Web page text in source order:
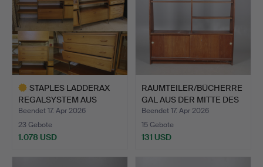
STAPLES LADDERAX
REGALSYSTEM AUS
TEAKHOLZ …
Beendet 17. Apr 2026
23 Gebote
1.078 USD
RAUMTEILER/BÜCHERRE
GAL AUS DER MITTE DES
J…
Beendet 17. Apr 2026
15 Gebote
131 USD